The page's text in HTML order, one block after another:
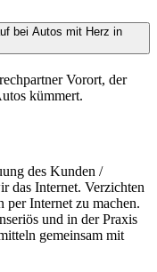
bei Autos mit Herz in
Vorort, der
kümmert.
des Kunden /
das Internet. Verzichten
per Internet zu machen.
und in der Praxis
gemeinsam mit